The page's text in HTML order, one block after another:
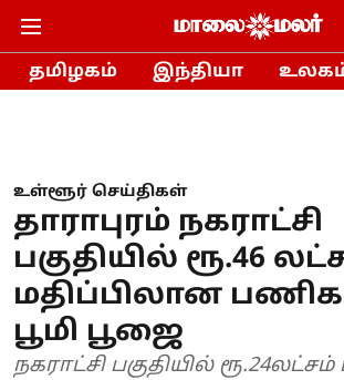
தமிழகம் இந்தியா
உள்ளூர் செய்திகள்
தாராபுரம் நகராட்சி
பகுதியில் ரூ.46
மதிப்பிலான
பூமி பூஜை
நகராட்சி பகுதியில் ரூ.24லட்சம்